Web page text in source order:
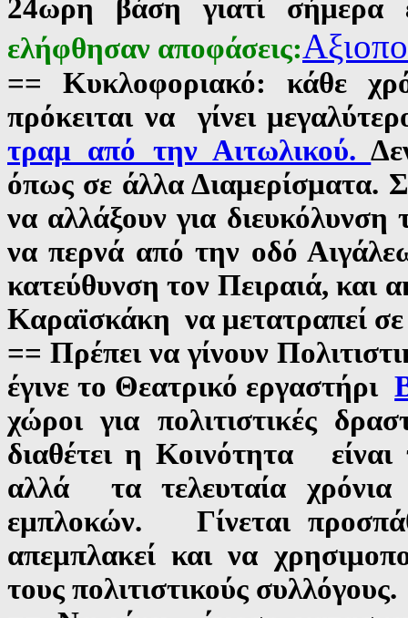
24ωρη βάση γιατί
ελήφθησαν αποφάσεις:Α
== Κυκλοφοριακό: κάθε
πρόκειται να γίνει
τραμ από την Αιτωλικού.
όπως σε άλλα Διαμερίσματα.
να αλλάξουν για
να περνά από την οδό
κατεύθυνση τον Πειραιά, και
Καραϊσκάκη να μετατραπεί
== Πρέπει να γίνουν
έγινε το Θεατρικό εργαστήρι
χώροι για πολιτιστικές
διαθέτει η Κοινότητα
αλλά τα τελευταία χρόνια
εμπλοκών. Γίνεται
απεμπλακεί και να
τους πολιτιστικούς